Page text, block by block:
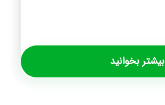
بیشتر بخوانید